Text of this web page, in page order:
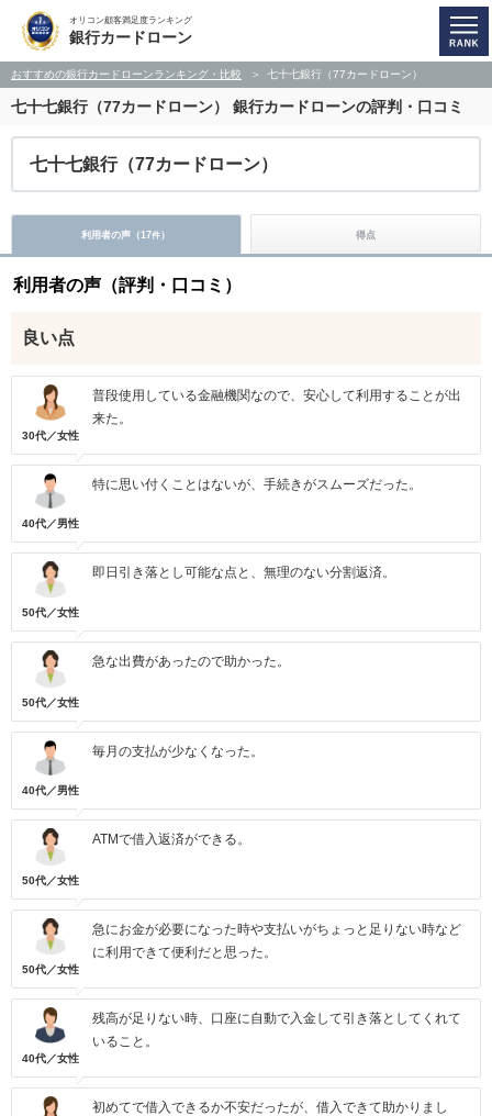
オリコン顧客満足度ランキング
銀行カードローン
おすすめの銀行カードローンランキング・比較 七十七銀行（77カードローン）
七十七銀行（77カードローン） 銀行カードローンの評判・口コミ
七十七銀行（77カードローン）
利用者の声（17件） 得点
利用者の声（評判・口コミ）
良い点
30代／女性
普段使用している金融機関なので、安心して利用することが出
来た。
40代／男性
特に思い付くことはないが、手続きがスムーズだった。
50代／女性
即日引き落とし可能な点と、無理のない分割返済。
50代／女性
急な出費があったので助かった。
40代／男性
毎月の支払が少なくなった。
50代／女性
ATMで借入返済ができる。
50代／女性
急にお金が必要になった時や支払いがちょっと足りない時など
に利用できて便利だと思った。
40代／女性
残高が足りない時、口座に自動で入金して引き落としてくれて
いること。
初めてで借入できるか不安だったが、借入できて助かりまし